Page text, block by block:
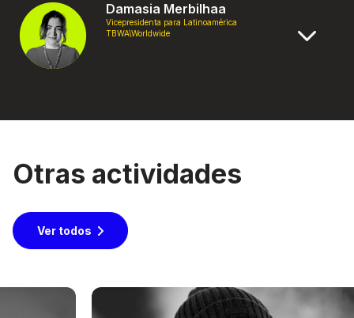
Damasia Merbilhaa
Vicepresidenta para Latinoamérica
TBWA\Worldwide
Otras actividades
Ver todos